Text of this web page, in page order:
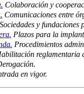
Colaboración y
Comunicaciones entre
Sociedades y fundaciones
Plazos para la
Procedimientos
reglamentaria
en vigor.